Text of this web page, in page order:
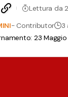
23
- Contributor 3
Lettura da